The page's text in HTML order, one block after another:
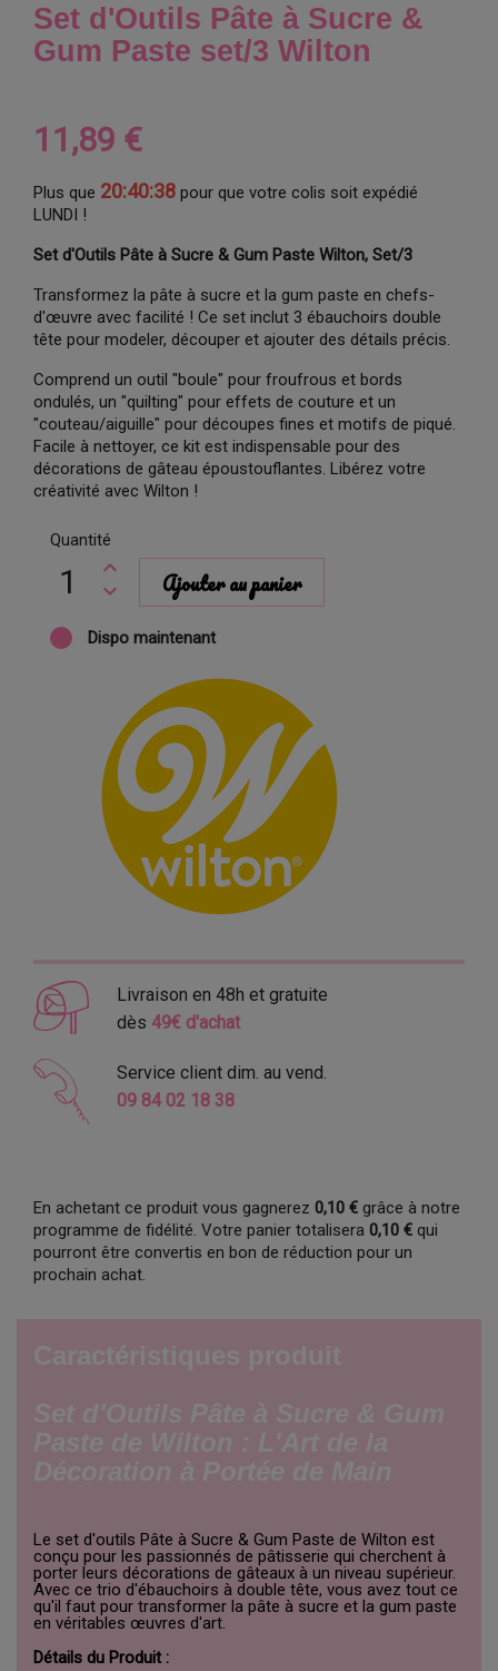
Set d'Outils Pâte à Sucre &
Gum Paste set/3 Wilton
11,89 €
Plus que 20:40:38 pour que votre colis soit expédié
LUNDI !
Set d'Outils Pâte à Sucre & Gum Paste Wilton, Set/3
Transformez la pâte à sucre et la gum paste en chefs-
d'œuvre avec facilité ! Ce set inclut 3 ébauchoirs double
tête pour modeler, découper et ajouter des détails précis.
Comprend un outil "boule" pour froufrous et bords
ondulés, un "quilting" pour effets de couture et un
"couteau/aiguille" pour découpes fines et motifs de piqué.
Facile à nettoyer, ce kit est indispensable pour des
décorations de gâteau époustouflantes. Libérez votre
créativité avec Wilton !
Quantité
Ajouter au panier
Dispo maintenant
Livraison en 48h et gratuite
dès 49€ d'achat
Service client dim. au vend.
09 84 02 18 38
En achetant ce produit vous gagnerez 0,10 € grâce à notre
programme de fidélité. Votre panier totalisera 0,10 € qui
pourront être convertis en bon de réduction pour un
prochain achat.
Le set d'outils Pâte à Sucre & Gum Paste de Wilton est
conçu pour les passionnés de pâtisserie qui cherchent à
porter leurs décorations de gâteaux à un niveau supérieur.
Avec ce trio d'ébauchoirs à double tête, vous avez tout ce
qu'il faut pour transformer la pâte à sucre et la gum paste
en véritables œuvres d'art.
Détails du Produit :